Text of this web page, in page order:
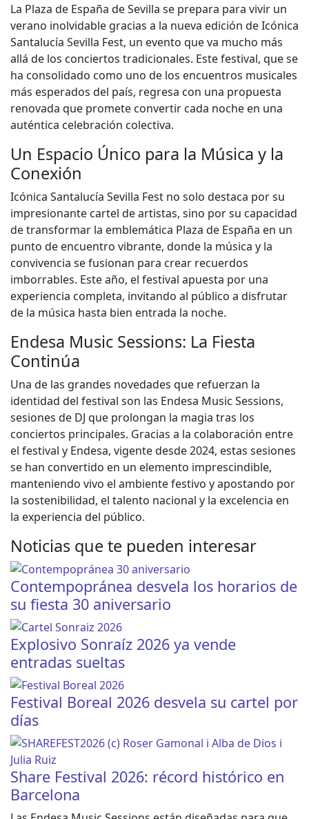
La Plaza de España de Sevilla se prepara para vivir un
verano inolvidable gracias a la nueva edición de Icónica
Santalucía Sevilla Fest, un evento que va mucho más
allá de los conciertos tradicionales. Este festival, que se
ha consolidado como uno de los encuentros musicales
más esperados del país, regresa con una propuesta
renovada que promete convertir cada noche en una
auténtica celebración colectiva.
Un Espacio Único para la Música y la
Conexión
Icónica Santalucía Sevilla Fest no solo destaca por su
impresionante cartel de artistas, sino por su capacidad
de transformar la emblemática Plaza de España en un
punto de encuentro vibrante, donde la música y la
convivencia se fusionan para crear recuerdos
imborrables. Este año, el festival apuesta por una
experiencia completa, invitando al público a disfrutar
de la música hasta bien entrada la noche.
Endesa Music Sessions: La Fiesta
Continúa
Una de las grandes novedades que refuerzan la
identidad del festival son las Endesa Music Sessions,
sesiones de DJ que prolongan la magia tras los
conciertos principales. Gracias a la colaboración entre
el festival y Endesa, vigente desde 2024, estas sesiones
se han convertido en un elemento imprescindible,
manteniendo vivo el ambiente festivo y apostando por
la sostenibilidad, el talento nacional y la excelencia en
la experiencia del público.
Noticias que te pueden interesar
Contempopránea desvela los horarios de
su fiesta 30 aniversario
Explosivo Sonraíz 2026 ya vende
entradas sueltas
Festival Boreal 2026 desvela su cartel por
días
Share Festival 2026: récord histórico en
Barcelona